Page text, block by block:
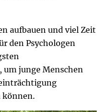
aufbauen und viel Zeit
den Psychologen
um junge Menschen
können.